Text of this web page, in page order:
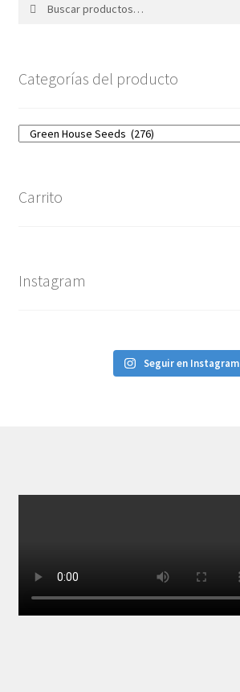
Categorías del producto
Carrito
Instagram
Seguir en Instagram